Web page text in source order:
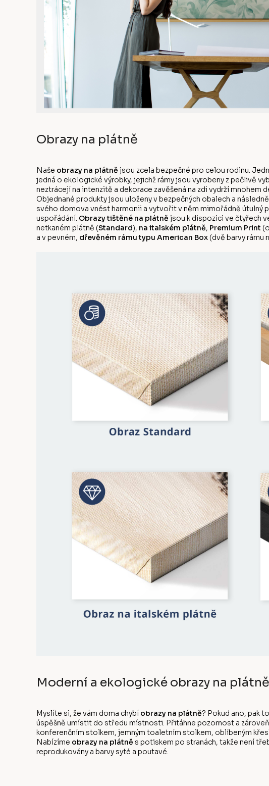
Obrazy na plátně
Naše obrazy na plátně jsou zcela bezpečné pro celou rodinu.
jedná o ekologické výrobky, jejichž rámy jsou vyrobeny z pečlivě
neztrácejí na intenzitě a dekorace zavěšená na zdi vydrží
Objednané produkty jsou uloženy v bezpečných obalech a
svého domova vnést harmonii a vytvořit v něm mimořádně útulný
uspořádání. Obrazy tištěné na plátně jsou k dispozici ve čtyřech
netkaném plátně (Standard), na italském plátně, Premium Print
a v pevném, dřevěném rámu typu American Box (dvě barvy rámu
Moderní a ekologické obrazy na plátně
Myslíte si, že vám doma chybí obrazy na plátně? Pokud ano, pak
úspěšně umístit do středu místnosti. Přitáhne pozornost a
konferenčním stolkem, jemným toaletním stolkem, oblíbeným
Nabízíme obrazy na plátně s potiskem po stranách, takže není
reprodukovány a barvy syté a poutavé.